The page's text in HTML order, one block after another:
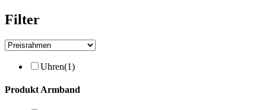
Filter
Uhren(1)
Produkt Armband